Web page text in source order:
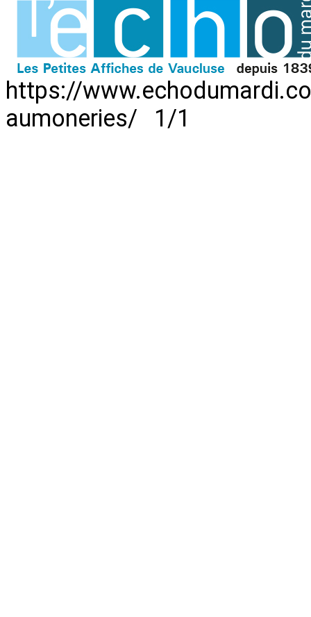
https://
aumoneries/ 1/1